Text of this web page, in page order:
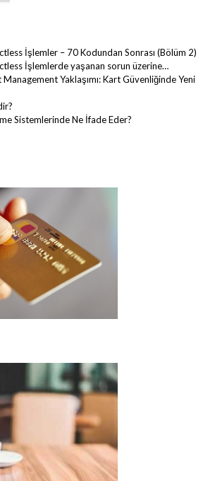
İşlemler – 70 Kodundan Sonrası (Bölüm 2)
İşlemlerde yaşanan sorun üzerine…
Yaklaşımı: Kart Güvenliğinde Yeni
Sistemlerinde Ne İfade Eder?